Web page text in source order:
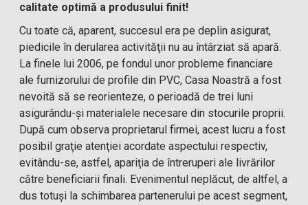
calitate optimă a produsului finit!
Cu toate că, aparent, succesul era pe deplin asigurat,
piedicile în derularea activităţii nu au întârziat să apară.
La finele lui 2006, pe fondul unor probleme financiare
ale furnizorului de profile din PVC, Casa Noastră a fost
nevoită să se reorienteze, o perioadă de trei luni
asigurându-şi materialele necesare din stocurile proprii.
După cum observa proprietarul firmei, acest lucru a fost
posibil graţie atenţiei acordate aspectului respectiv,
evitându-se, astfel, apariţia de întreruperi ale livrărilor
către beneficiarii finali. Evenimentul neplăcut, de altfel, a
dus totuşi la schimbarea partenerului pe acest segment,